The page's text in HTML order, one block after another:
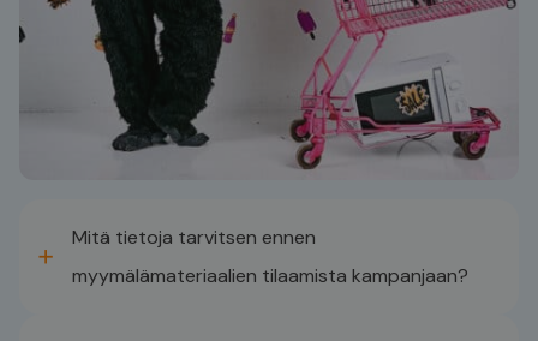
Mitä tietoja tarvitsen ennen
myymälämateriaalien tilaamista kampanjaan?